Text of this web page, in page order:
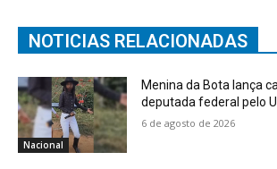
NOTICIAS RELACIONADAS
Nacional
Menina da Bota lança
deputada federal pelo
6 de agosto de 2026